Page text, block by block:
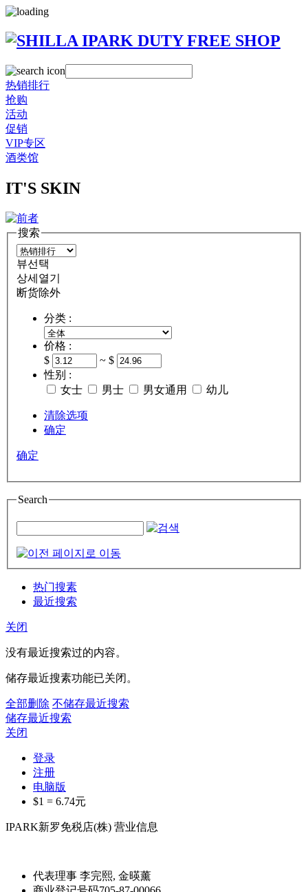
热销排行
抢购
活动
促销
VIP专区
酒类馆
IT'S SKIN
搜索
뷰선택
상세열기
断货除外
分类 :
价格 :
$
~ $
性别 :
女士
男士 男女通用 幼儿
清除选项
确定
确定
Search
热门搜素
最近搜索
关闭
没有最近搜索过的内容。
储存最近搜素功能已关闭。
全部删除 不储存最近搜索
储存最近搜索
关闭
登录
注册
电脑版
$1 = 6.74元
IPARK新罗免税店(株) 营业信息
代表理事 李完熙, 金暎薰